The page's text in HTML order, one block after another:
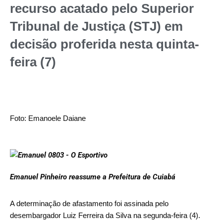
recurso acatado pelo Superior
Tribunal de Justiça (STJ) em
decisão proferida nesta quinta-
feira (7)
Foto: Emanoele Daiane
Emanuel Pinheiro reassume a Prefeitura de Cuiabá
A determinação de afastamento foi assinada pelo
desembargador Luiz Ferreira da Silva na segunda-feira (4).